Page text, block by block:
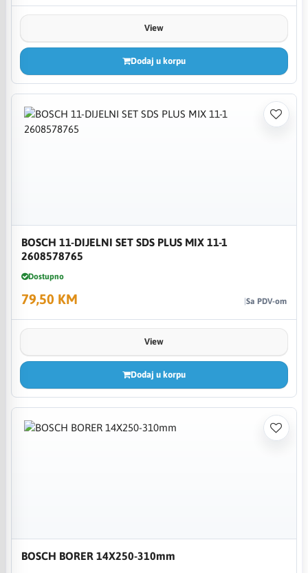
View
Dodaj u korpu
BOSCH 11-DIJELNI SET SDS PLUS MIX 11-1
2608578765
Dostupno
79,50 KM Sa PDV-om
View
Dodaj u korpu
BOSCH BORER 14X250-310mm